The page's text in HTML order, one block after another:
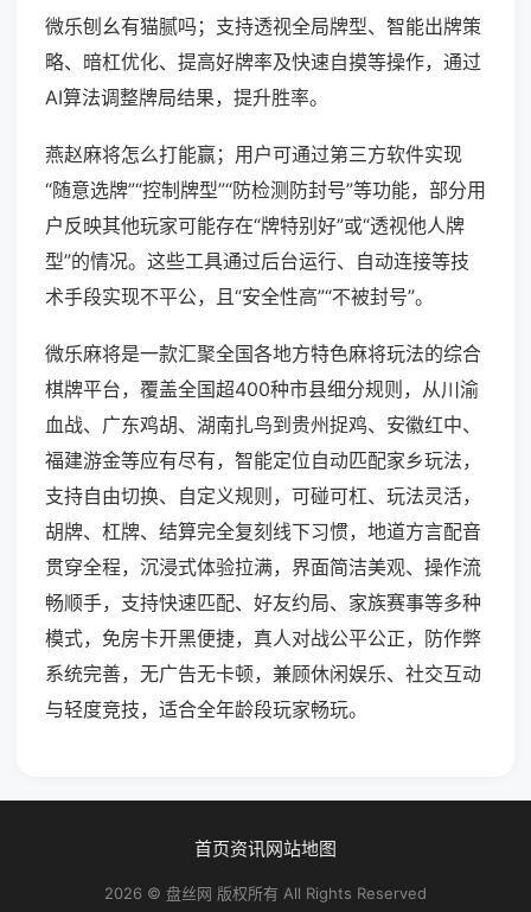
微乐刨幺有猫腻吗；支持透视全局牌型、智能出牌策
略、暗杠优化、提高好牌率及快速自摸等操作，通过
AI算法调整牌局结果，提升胜率。
燕赵麻将怎么打能赢；用户可通过第三方软件实现
“随意选牌”“控制牌型”“防检测防封号”等功能，部分用
户反映其他玩家可能存在“牌特别好”或“透视他人牌
型”的情况。这些工具通过后台运行、自动连接等技
术手段实现不平公，且“安全性高”“不被封号”。
微乐麻将是一款汇聚全国各地方特色麻将玩法的综合
棋牌平台，覆盖全国超400种市县细分规则，从川渝
血战、广东鸡胡、湖南扎鸟到贵州捉鸡、安徽红中、
福建游金等应有尽有，智能定位自动匹配家乡玩法，
支持自由切换、自定义规则，可碰可杠、玩法灵活，
胡牌、杠牌、结算完全复刻线下习惯，地道方言配音
贯穿全程，沉浸式体验拉满，界面简洁美观、操作流
畅顺手，支持快速匹配、好友约局、家族赛事等多种
模式，免房卡开黑便捷，真人对战公平公正，防作弊
系统完善，无广告无卡顿，兼顾休闲娱乐、社交互动
与轻度竞技，适合全年龄段玩家畅玩。
首页资讯网站地图
2026 © 盘丝网 版权所有 All Rights Reserved